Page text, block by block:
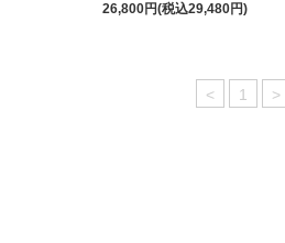
26,800円(税込29,480円)
< 1 >